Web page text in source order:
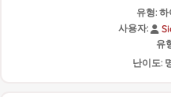
유형: 하
사용자:
유
난이도: